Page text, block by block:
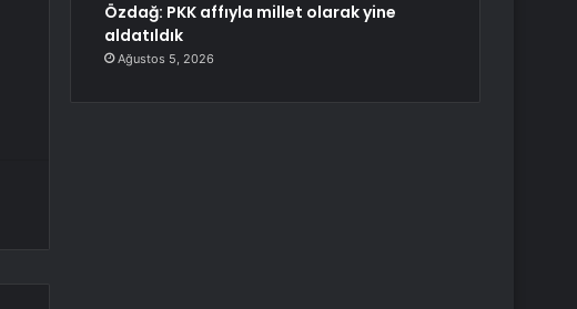
Özdağ: PKK affıyla millet olarak yine
aldatıldık
Ağustos 5, 2026